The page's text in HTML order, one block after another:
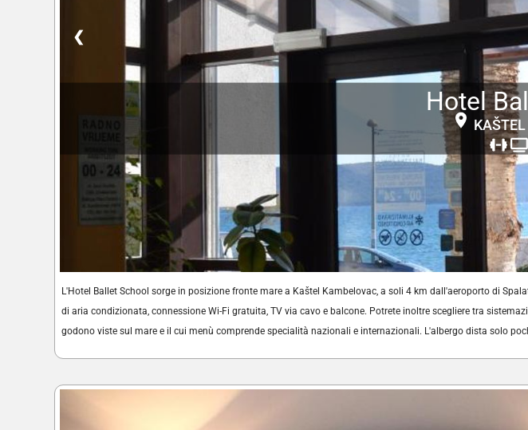
❮
Hotel
L'Hotel Ballet School sorge in posizione fronte mare a Kaštel Kambelovac, a soli 4 km dall'aeroporto di
di aria condizionata, connessione Wi-Fi gratuita, TV via cavo e balcone. Potrete inoltre scegliere tra
godono viste sul mare e il cui menù comprende specialità nazionali e internazionali. L'albergo dista solo